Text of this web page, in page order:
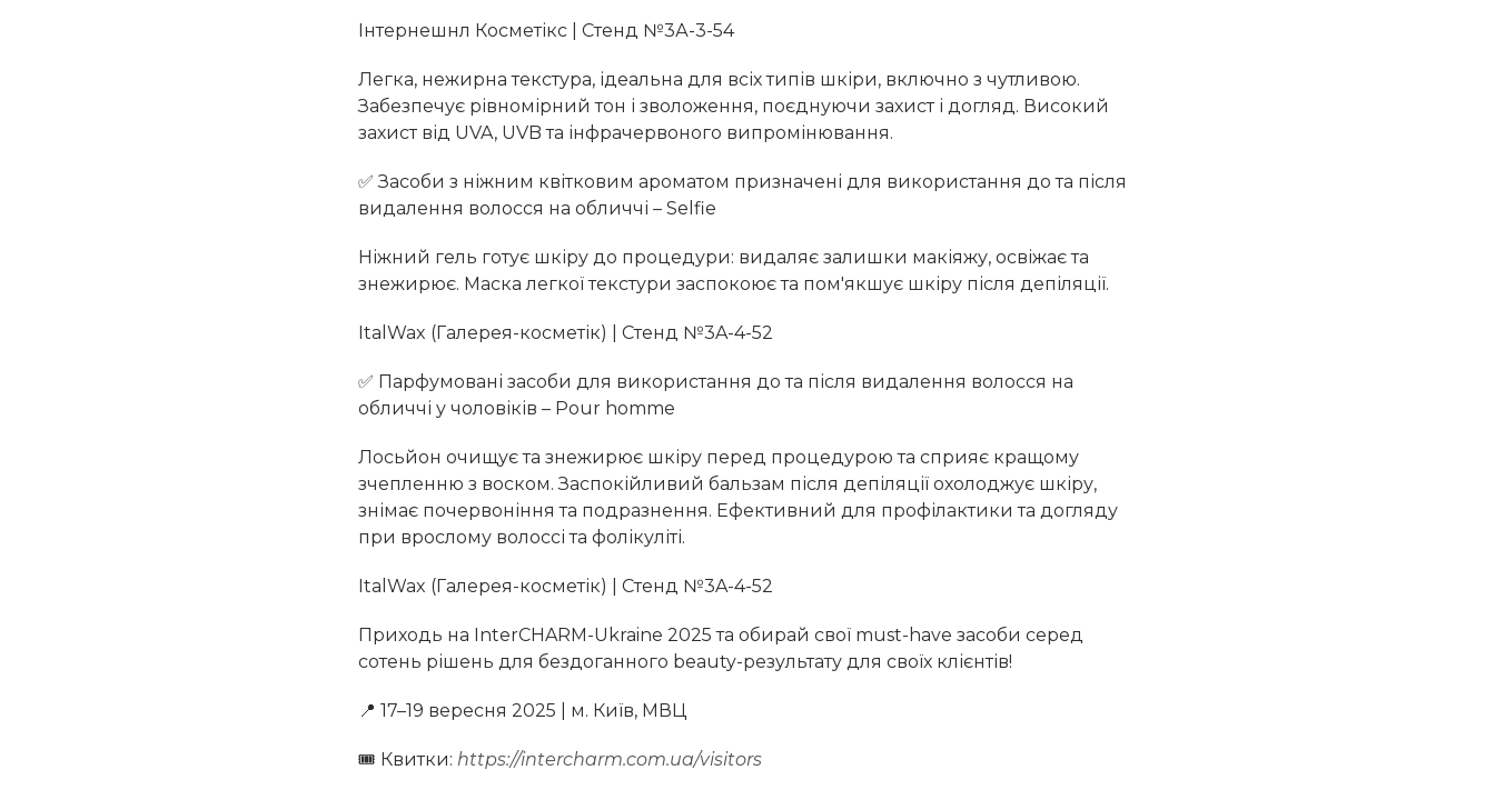
Інтернешнл Косметікс | Стенд №3А-3-54
Легка, нежирна текстура, ідеальна для всіх типів шкіри, включно з чутливою.
Забезпечує рівномірний тон і зволоження, поєднуючи захист і догляд. Високий
захист від UVA, UVB та інфрачервоного випромінювання.
✅ Засоби з ніжним квітковим ароматом призначені для використання до та після
видалення волосся на обличчі – Selfie
Ніжний гель готує шкіру до процедури: видаляє залишки макіяжу, освіжає та
знежирює. Маска легкої текстури заспокоює та пом'якшує шкіру після депіляції.
ItalWax (Галерея-косметік) | Стенд №3A-4-52
✅ Парфумовані засоби для використання до та після видалення волосся на
обличчі у чоловіків – Pour homme
Лосьйон очищує та знежирює шкіру перед процедурою та сприяє кращому
зчепленню з воском. Заспокійливий бальзам після депіляції охолоджує шкіру,
знімає почервоніння та подразнення. Ефективний для профілактики та догляду
при врослому волоссі та фолікуліті.
ItalWax (Галерея-косметік) | Стенд №3A-4-52
Приходь на InterCHARM-Ukraine 2025 та обирай свої must-have засоби серед
сотень рішень для бездоганного beauty-результату для своїх клієнтів!
📍 17–19 вересня 2025 | м. Київ, МВЦ
🎟️ Квитки: https://intercharm.com.ua/visitors